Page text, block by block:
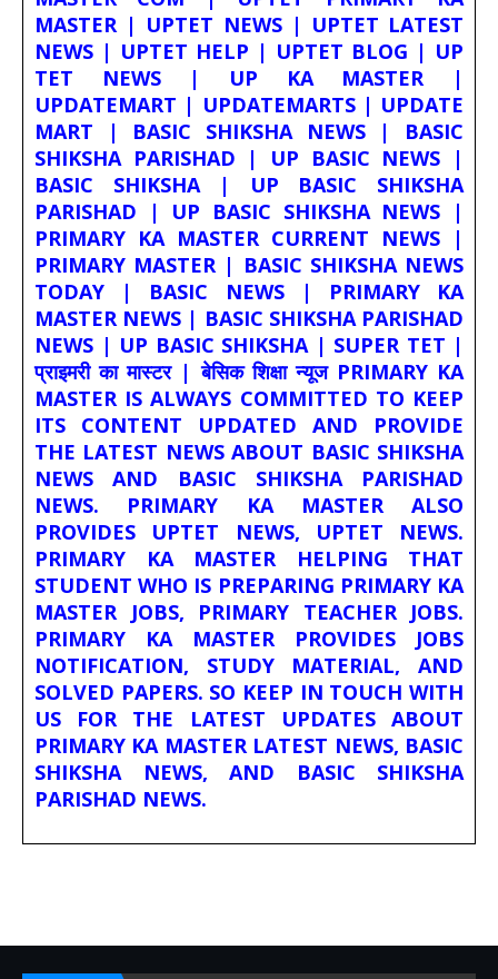
MASTER | UPTET NEWS | UPTET LATEST
NEWS | UPTET HELP | UPTET BLOG | UP
TET NEWS | UP KA MASTER |
UPDATEMART | UPDATEMARTS | UPDATE
MART | BASIC SHIKSHA NEWS | BASIC
SHIKSHA PARISHAD | UP BASIC NEWS |
BASIC SHIKSHA | UP BASIC SHIKSHA
PARISHAD | UP BASIC SHIKSHA NEWS |
PRIMARY KA MASTER CURRENT NEWS |
PRIMARY MASTER | BASIC SHIKSHA NEWS
TODAY | BASIC NEWS | PRIMARY KA
MASTER NEWS | BASIC SHIKSHA PARISHAD
NEWS | UP BASIC SHIKSHA | SUPER TET |
प्राइमरी का मास्टर | बेसिक शिक्षा न्यूज PRIMARY KA
MASTER IS ALWAYS COMMITTED TO KEEP
ITS CONTENT UPDATED AND PROVIDE
THE LATEST NEWS ABOUT BASIC SHIKSHA
NEWS AND BASIC SHIKSHA PARISHAD
NEWS. PRIMARY KA MASTER ALSO
PROVIDES UPTET NEWS, UPTET NEWS.
PRIMARY KA MASTER HELPING THAT
STUDENT WHO IS PREPARING PRIMARY KA
MASTER JOBS, PRIMARY TEACHER JOBS.
PRIMARY KA MASTER PROVIDES JOBS
NOTIFICATION, STUDY MATERIAL, AND
SOLVED PAPERS. SO KEEP IN TOUCH WITH
US FOR THE LATEST UPDATES ABOUT
PRIMARY KA MASTER LATEST NEWS, BASIC
SHIKSHA NEWS, AND BASIC SHIKSHA
PARISHAD NEWS.